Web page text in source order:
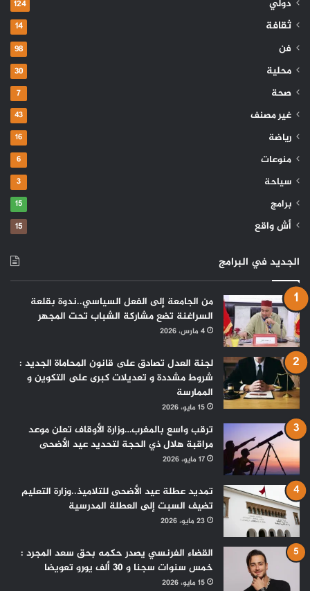
دولي 124
ثقافة 14
فن 98
محلية 30
صحة 7
غير مصنف 43
رياضة 16
منوعات 6
سياحة 3
برامج 15
أش واقع 15
الجديد في البرامج
من الجامعة إلى الفعل السياسي..ندوة بقلعة
السراغنة تضع مشاركة الشباب تحت المجهر
4 مارس، 2026
لجنة العدل تصادق على قانون المحاماة الجديد :
شروط مشددة و تعديلات كبرى على التكوين و
الممارسة
15 مايو، 2026
ترقب واسع بالمغرب…وزارة الأوقاف تعلن موعد
مراقبة هلال ذي الحجة لتحديد عيد الأضحى
17 مايو، 2026
تمديد عطلة عيد الأضحى للتلاميذ..وزارة التعليم
تضيف السبت إلى العطلة المدرسية
23 مايو، 2026
القضاء الفرنسي يصدر حكمه بحق سعد المجرد :
خمس سنوات سجنا و 30 ألف يورو تعويضا
15 مايو، 2026